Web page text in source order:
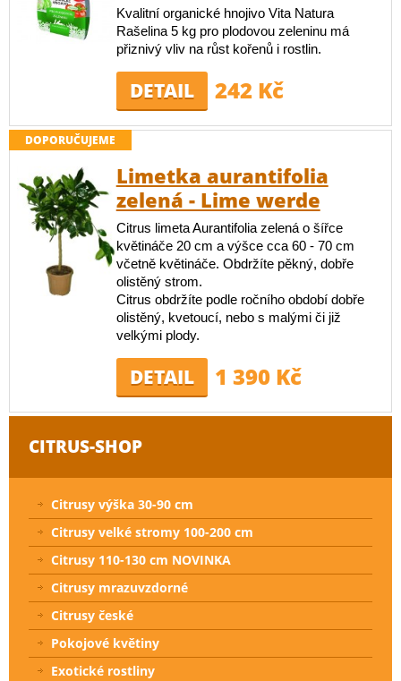
Kvalitní organické hnojivo Vita Natura
Rašelina 5 kg pro plodovou zeleninu má
přiznivý vliv na růst kořenů i rostlin.
DETAIL 242 Kč
DOPORUČUJEME
Limetka aurantifolia
zelená - Lime werde
Citrus limeta Aurantifolia zelená o šířce
květináče 20 cm a výšce cca 60 - 70 cm
včetně květináče. Obdržíte pěkný, dobře
olistěný strom.
Citrus obdržíte podle ročního období dobře
olistěný, kvetoucí, nebo s malými či již
velkými plody.
DETAIL 1 390 Kč
CITRUS-SHOP
Citrusy výška 30-90 cm
Citrusy velké stromy 100-200 cm
Citrusy 110-130 cm NOVINKA
Citrusy mrazuvzdorné
Citrusy české
Pokojové květiny
Exotické rostliny